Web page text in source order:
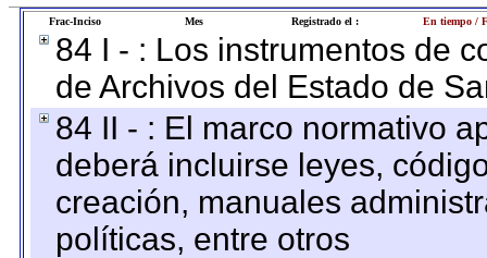
Frac-Inciso Mes Registrado el : En tiempo /
84 I - : Los instrumentos de
de Archivos del Estado de
84 II - : El marco normativo
deberá incluirse leyes,
creación, manuales
políticas, entre otros